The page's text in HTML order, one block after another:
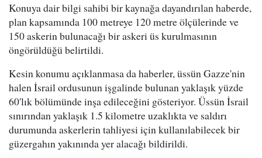
Konuya dair bilgi sahibi bir kaynağa dayandırılan haberde,
plan kapsamında 100 metreye 120 metre ölçülerinde ve
150 askerin bulunacağı bir askeri üs kurulmasının
öngörüldüğü belirtildi.
Kesin konumu açıklanmasa da haberler, üssün Gazze'nin
halen İsrail ordusunun işgalinde bulunan yaklaşık yüzde
60'lık bölümünde inşa edileceğini gösteriyor. Üssün İsrail
sınırından yaklaşık 1.5 kilometre uzaklıkta ve saldırı
durumunda askerlerin tahliyesi için kullanılabilecek bir
güzergahın yakınında yer alacağı bildirildi.